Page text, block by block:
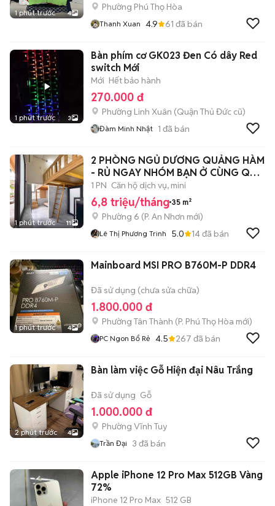
1 phút trước 4
Phường Phú Thọ Hòa
Thanh Xuan 4.9 61 đã bán
1 phút trước 3
Bàn phím cơ GK023 Đen Có dây Red
switch Mới
Mới Hết bảo hành
270.000 đ
Phường Linh Xuân (Quận Thủ Đức cũ)
Đàm Minh Nhật 1 đã bán
1 phút trước 11
2 PHÒNG NGỦ DƯƠNG QUẢNG HÀM
- RỦ NGAY NHÓM BẠN Ở CÙNG QUÁ
HỜI 😘🔥🔥
1 PN Căn hộ dịch vụ, mini
6,8 triệu/tháng 35 m²
Phường 6 (P. An Nhơn mới)
Lê Thị Phương Trinh 5.0 14đã bán
1 phút trước 4
Mainboard MSI PRO B760M-P DDR4
Đã sử dụng (chưa sửa chữa)
1.800.000 đ
Phường Tân Thành (P. Phú Thọ Hòa mới)
PC Ngon Bổ Rẻ 4.5 267 đã bán
2 phút trước 4
Bàn làm việc Gỗ Hiện đại Nâu Trắng
Đã sử dụng Gỗ
1.000.000 đ
Phường Vĩnh Tuy
Trần Đại 3 đã bán
Apple iPhone 12 Pro Max 512GB Vàng
72%
iPhone 12 Pro Max 512 GB